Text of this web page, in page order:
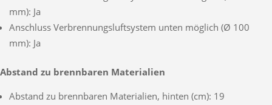
mm): Ja
Anschluss Verbrennungsluftsystem unten möglich (Ø 100
mm): Ja
Abstand zu brennbaren Materialien
Abstand zu brennbaren Materialien, hinten (cm): 19